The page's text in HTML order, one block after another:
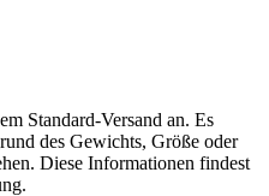
Standard-Versand an. Es
des Gewichts, Größe oder
Diese Informationen findest